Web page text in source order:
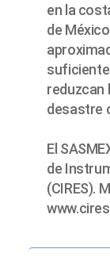
en la
de
suficiente
reduzcan
desastre
El
de
(CIRES).